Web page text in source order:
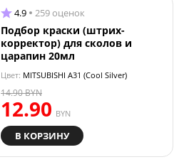
4.9 259 оценок
Подбор краски (штрих-
корректор) для сколов и
царапин 20мл
Цвет: MITSUBISHI A31 (Cool Silver)
12.90 BYN
14.90BYN
В КОРЗИНУ